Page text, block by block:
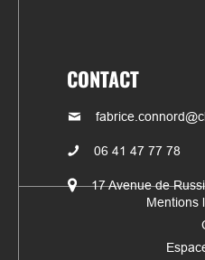
CONTACT
06 41 47 77 78
17 Avenue de
Mentions